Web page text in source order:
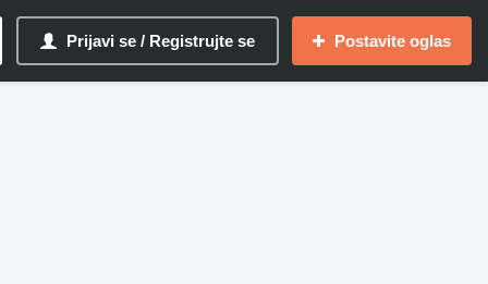
Prijavi se / Registrujte se Postavite oglas